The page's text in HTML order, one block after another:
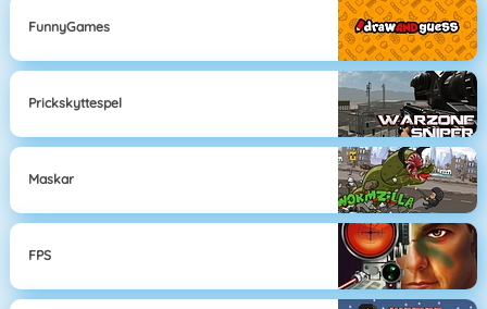
FunnyGames
Prickskyttespel
Maskar
FPS